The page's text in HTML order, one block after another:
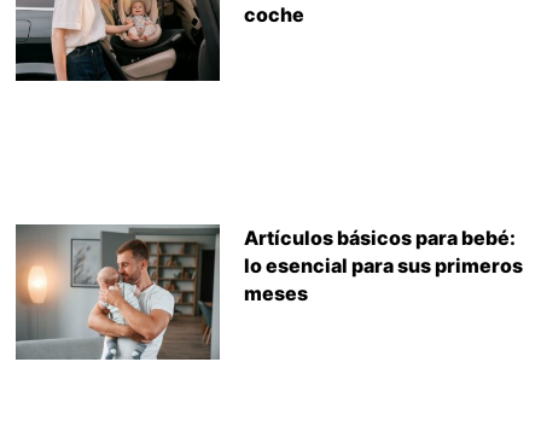
coche
Artículos básicos para bebé:
lo esencial para sus primeros
meses